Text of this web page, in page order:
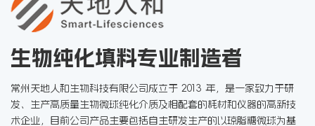
生物纯化填料专业制造者
常州天地人和生物科技有限公司成立于 2013 年，是一家致力于研
发、生产高质量生物微球纯化介质及相配套的耗材和仪器的高新技
术企业，目前公司产品主要包括自主研发生产的以琼脂糖微球为基